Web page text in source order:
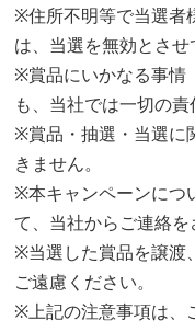
※住所不明等で当選者
は、当選を無効とさせ
※賞品にいかなる事情
も、当社では一切の責
※賞品・抽選・当選に
きません。
※本キャンペーンにつ
て、当社からご連絡を
※当選した賞品を譲渡
ご遠慮ください。
※上記の注意事項は、